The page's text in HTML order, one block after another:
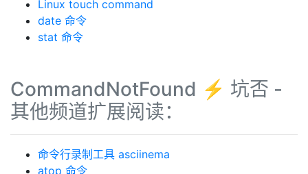
Linux touch command
date 命令
stat 命令
CommandNotFound ⚡️ 坑否 -
其他频道扩展阅读：
命令行录制工具 asciinema
atop 命令